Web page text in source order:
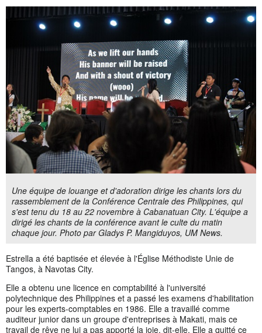
Une équipe de louange et d'adoration dirige les chants lors du
rassemblement de la Conférence Centrale des Philippines, qui
s'est tenu du 18 au 22 novembre à Cabanatuan City. L'équipe a
dirigé les chants de la conférence avant le culte du matin
chaque jour. Photo par Gladys P. Mangiduyos, UM News.
Estrella a été baptisée et élevée à l'Église Méthodiste Unie de
Tangos, à Navotas City.
Elle a obtenu une licence en comptabilité à l'université
polytechnique des Philippines et a passé les examens d'habilitation
pour les experts-comptables en 1986. Elle a travaillé comme
auditeur junior dans un groupe d'entreprises à Makati, mais ce
travail de rêve ne lui a pas apporté la joie, dit-elle. Elle a quitté ce